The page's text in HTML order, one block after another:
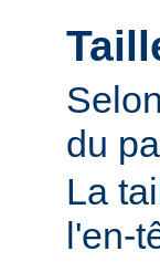
du
La
l'en-